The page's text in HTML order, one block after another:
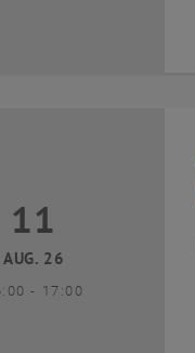
August 2026
11
AUG. 26
- bis
17:00